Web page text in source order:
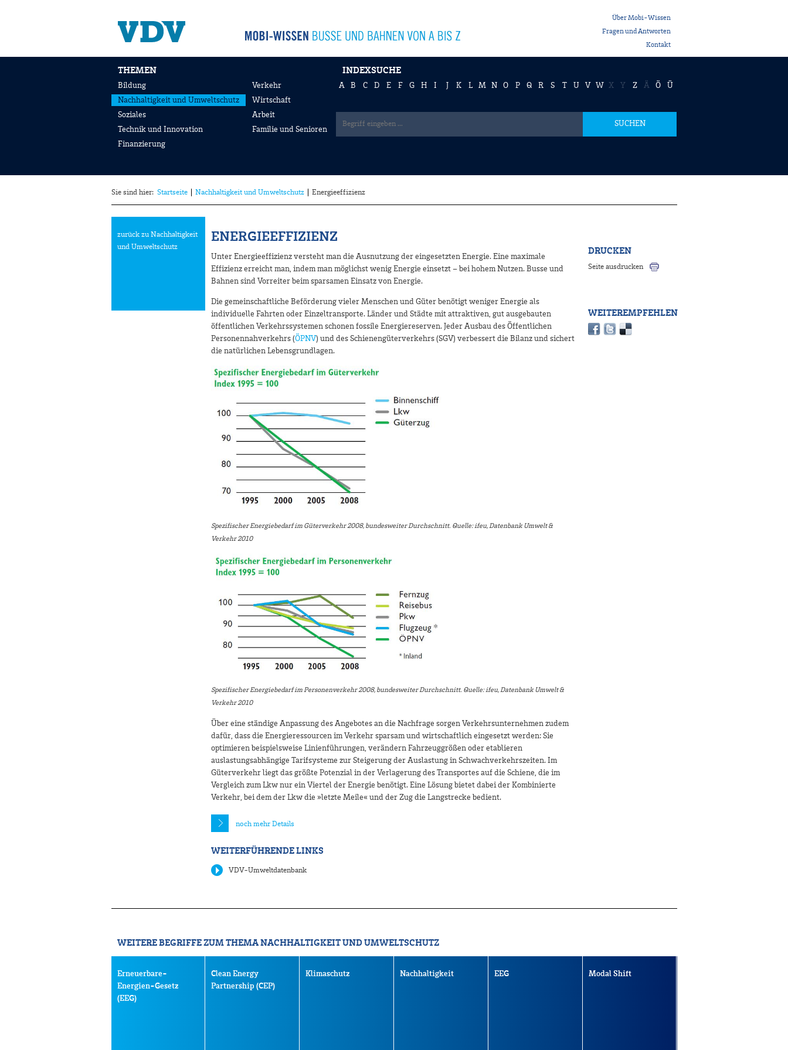
Über Mobi-Wissen
Fragen und Antworten
Kontakt
THEMEN
Bildung
Nachhaltigkeit und Umweltschutz
Soziales
Technik und Innovation
Finanzierung
Verkehr
Wirtschaft
Arbeit
Familie und Senioren
INDEXSUCHE
A B C D E F G H I K L M N O P Q R S T U V W X Y Z Ä Ö Ü
SUCHEN
Sie sind hier: Startseite Nachhaltigkeit und Umweltschutz Energieeffizienz
zurück zu Nachhaltigkeit
und Umweltschutz
ENERGIEEFFIZIENZ
Unter Energieeffizienz versteht man die Ausnutzung der eingesetzten Energie. Eine maximale
Effizienz erreicht man, indem man möglichst wenig Energie einsetzt – bei hohem Nutzen. Busse und
Bahnen sind Vorreiter beim sparsamen Einsatz von Energie.
Die gemeinschaftliche Beförderung vieler Menschen und Güter benötigt weniger Energie als
individuelle Fahrten oder Einzeltransporte. Länder und Städte mit attraktiven, gut ausgebauten
öffentlichen Verkehrssystemen schonen fossile Energiereserven. Jeder Ausbau des Öffentlichen
Personennahverkehrs (ÖPNV) und des Schienengüterverkehrs (SGV) verbessert die Bilanz und sichert
die natürlichen Lebensgrundlagen.
Spezifischer Energiebedarf im Güterverkehr 2008, bundesweiter Durchschnitt. Quelle: ifeu, Datenbank Umwelt &
Verkehr 2010
Spezifischer Energiebedarf im Personenverkehr 2008, bundesweiter Durchschnitt. Quelle: ifeu, Datenbank Umwelt &
Verkehr 2010
Über eine ständige Anpassung des Angebotes an die Nachfrage sorgen Verkehrsunternehmen zudem
dafür, dass die Energieressourcen im Verkehr sparsam und wirtschaftlich eingesetzt werden: Sie
optimieren beispielsweise Linienführungen, verändern Fahrzeuggrößen oder etablieren
auslastungsabhängige Tarifsysteme zur Steigerung der Auslastung in Schwachverkehrszeiten. Im
Güterverkehr liegt das größte Potenzial in der Verlagerung des Transportes auf die Schiene, die im
Vergleich zum Lkw nur ein Viertel der Energie benötigt. Eine Lösung bietet dabei der Kombinierte
Verkehr, bei dem der Lkw die »letzte Meile« und der Zug die Langstrecke bedient.
noch mehr Details
WEITERFÜHRENDE LINKS
VDV-Umweltdatenbank
DRUCKEN
Seite ausdrucken
WEITEREMPFEHLEN
WEITERE BEGRIFFE ZUM THEMA NACHHALTIGKEIT UND UMWELTSCHUTZ
Erneuerbare-
Energien-Gesetz
(EEG)
Clean Energy
Partnership (CEP)
Klimaschutz Nachhaltigkeit EEG Modal Shift